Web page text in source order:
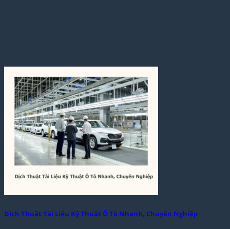
Dịch Thuật Tài Liệu Kỹ Thuật Ô Tô Nhanh, Chuyên Nghiệp